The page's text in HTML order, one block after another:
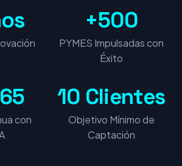
+500
PYMES Impulsadas con
Éxito
con
10 Clientes
Objetivo Mínimo de
Captación